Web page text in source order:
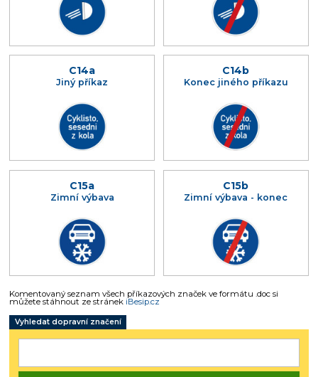
C14a
Jiný příkaz
C14b
Konec jiného příkazu
C15a
Zimní výbava
C15b
Zimní výbava - konec
Komentovaný seznam všech příkazových značek ve formátu .doc si
můžete stáhnout ze stránek iBesip.cz
Vyhledat dopravní značení